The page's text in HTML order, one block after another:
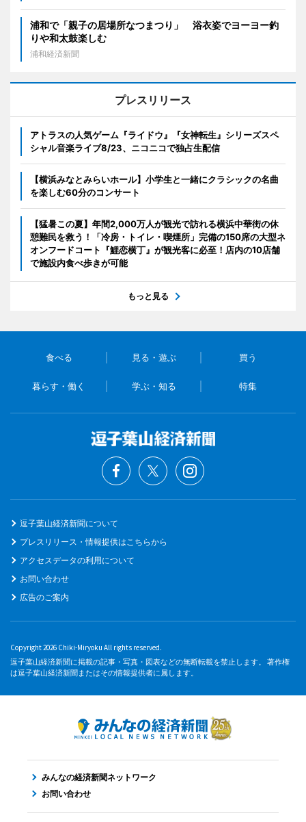
浦和で「親子の居場所なつまつり」 浴衣姿でヨーヨー釣
りや和太鼓楽しむ
浦和経済新聞
プレスリリース
アトラスの人気ゲーム『ライドウ』『女神転生』シリーズスペ
シャル音楽ライブ8/23、ニコニコで独占生配信
【横浜みなとみらいホール】小学生と一緒にクラシックの名曲
を楽しむ60分のコンサート
【猛暑この夏】年間2,000万人が観光で訪れる横浜中華街の休
憩難民を救う！「冷房・トイレ・喫煙所」完備の150席の大型ネ
オンフードコート『鯉恋横丁』が観光客に必至！店内の10店舗
で施設内食べ歩きが可能
もっと見る
食べる 見る・遊ぶ 買う
暮らす・働く 学ぶ・知る 特集
逗子葉山経済新聞について
プレスリリース・情報提供はこちらから
アクセスデータの利用について
お問い合わせ
広告のご案内
Copyright 2026 Chiki-Miryoku All rights reserved.
逗子葉山経済新聞に掲載の記事・写真・図表などの無断転載を禁止します。 著作権
は逗子葉山経済新聞またはその情報提供者に属します。
みんなの経済新聞ネットワーク
お問い合わせ